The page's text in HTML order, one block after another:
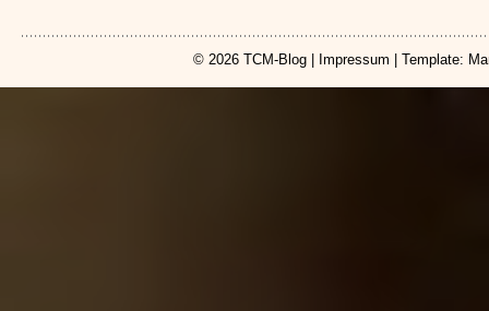
© 2026 TCM-Blog| Impressum | Template: